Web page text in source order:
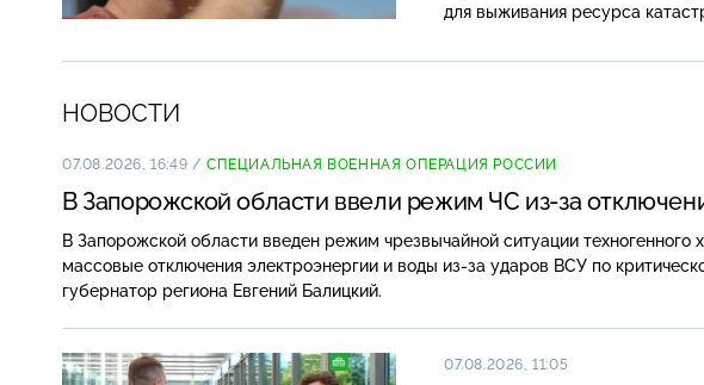
для выживания ресурса
НОВОСТИ
07.08.2026, 16:49 /СПЕЦИАЛЬНАЯ ВОЕННАЯ ОПЕРАЦИЯ РОССИИ
В Запорожской области ввели режим ЧС из-за
В Запорожской области введен режим чрезвычайной ситуации техногенного
массовые отключения электроэнергии и воды из-за ударов ВСУ по
губернатор региона Евгений Балицкий.
07.08.2026, 11:05